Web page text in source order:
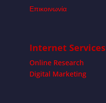
Επικοινωνία
Internet Services
Online Research
Digital Marketing